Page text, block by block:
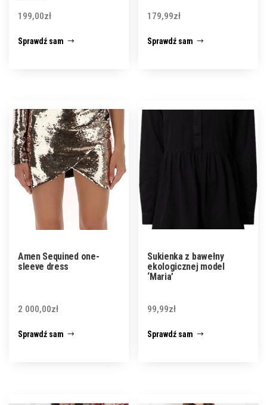
199,00zł
Sprawdź sam
179,99zł
Sprawdź sam
Amen Sequined one-
sleeve dress
2 000,00zł
Sprawdź sam
Sukienka z bawełny
ekologicznej model
‘Maria’
99,99zł
Sprawdź sam